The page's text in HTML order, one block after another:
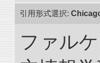
引用形式選択:
ファル